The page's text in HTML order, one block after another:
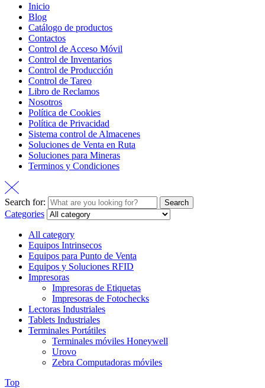
Inicio
Blog
Catálogo de productos
Contactos
Control de Acceso Móvil
Control de Inventarios
Control de Producción
Control de Tareo
Libro de Reclamos
Nosotros
Política de Cookies
Política de Privacidad
Sistema control de Almacenes
Soluciones de Venta en Ruta
Soluciones para Mineras
Terminos y Condiciones
Search for: Search
Categories
All category
Equipos Intrinsecos
Equipos para Punto de Venta
Equipos y Soluciones RFID
Impresoras
Impresoras de Etiquetas
Impresoras de Fotochecks
Lectoras Industriales
Tablets Industriales
Terminales Portátiles
Terminales móviles Honeywell
Urovo
Zebra Computadoras móviles
Top